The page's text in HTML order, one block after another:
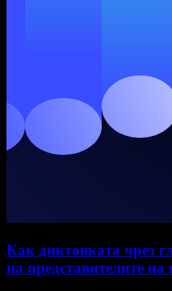
Как диктовката чрез
на представителите